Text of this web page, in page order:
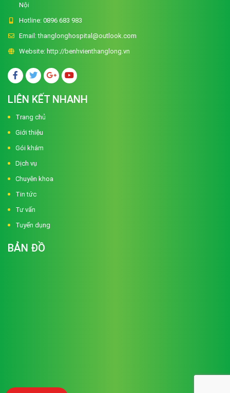
Nội
Hotline: 0896 683 983
Email:thanglonghospital@outlook.com
Website: http://benhvienthanglong.vn
LIÊN KẾT NHANH
Trang chủ
Giới thiệu
Gói khám
Dịch vụ
Chuyên khoa
Tin tức
Tư vấn
Tuyển dụng
BẢN ĐỒ